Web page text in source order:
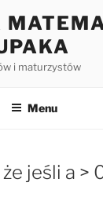
i maturzystów
Menu
jeśli a >